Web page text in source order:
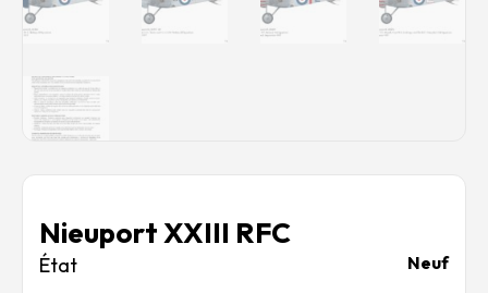
Contact
Nieuport XXIII RFC
Neuf